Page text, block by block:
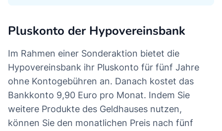
Pluskonto der Hypovereinsbank
Im Rahmen einer Sonderaktion bietet die
Hypovereinsbank ihr Pluskonto für fünf Jahre
ohne Kontogebühren an. Danach kostet das
Bankkonto 9,90 Euro pro Monat. Indem Sie
weitere Produkte des Geldhauses nutzen,
können Sie den monatlichen Preis nach fünf